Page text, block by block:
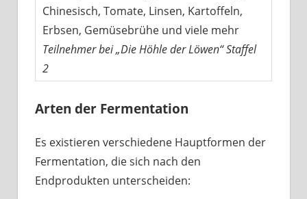
Chinesisch, Tomate, Linsen, Kartoffeln,
Erbsen, Gemüsebrühe und viele mehr
Teilnehmer bei „Die Höhle der Löwen“ Staffel
2
Arten der Fermentation
Es existieren verschiedene Hauptformen der
Fermentation, die sich nach den
Endprodukten unterscheiden: